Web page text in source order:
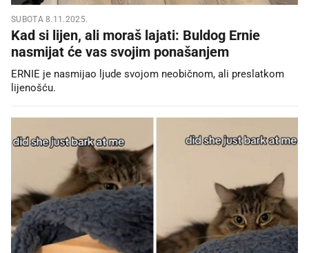
SUBOTA 8.11.2025.
Kad si lijen, ali moraš lajati: Buldog Ernie
nasmijat će vas svojim ponašanjem
ERNIE je nasmijao ljude svojom neobičnom, ali preslatkom
lijenošću.